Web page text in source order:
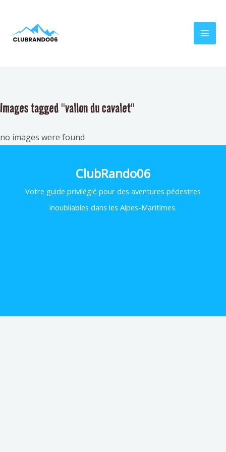
contenu
Images tagged "vallon du cavalet"
no images were found
ClubRando06
Votre guide privilégié pour des aventures pédestres
inoubliables dans les Alpes-Maritimes.